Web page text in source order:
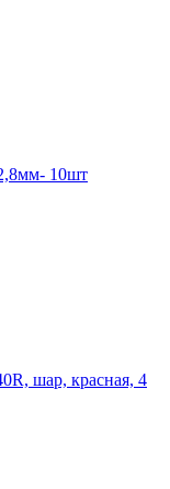
10шт
шар, красная, 4